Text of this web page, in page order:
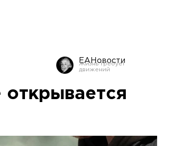
ЕАНовости
открывается